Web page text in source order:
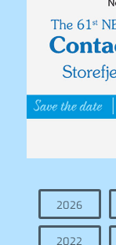
2026
2022